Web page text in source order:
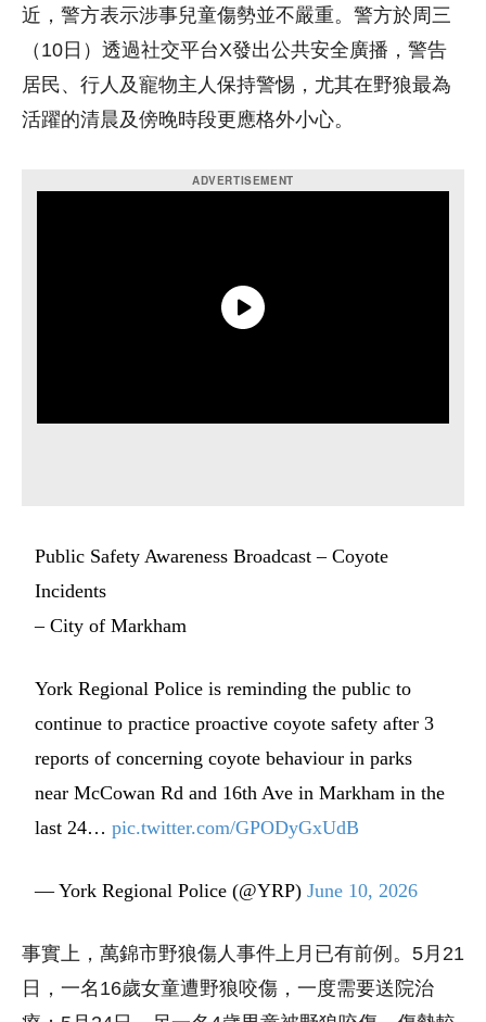
近，警方表示涉事兒童傷勢並不嚴重。警方於周三
（10日）透過社交平台X發出公共安全廣播，警告
居民、行人及寵物主人保持警惕，尤其在野狼最為
活躍的清晨及傍晚時段更應格外小心。
Public Safety Awareness Broadcast – Coyote
Incidents
– City of Markham
York Regional Police is reminding the public to
continue to practice proactive coyote safety after 3
reports of concerning coyote behaviour in parks
near McCowan Rd and 16th Ave in Markham in the
last 24…pic.twitter.com/GPODyGxUdB
— York Regional Police (@YRP)June 10, 2026
事實上，萬錦市野狼傷人事件上月已有前例。5月21
日，一名16歲女童遭野狼咬傷，一度需要送院治